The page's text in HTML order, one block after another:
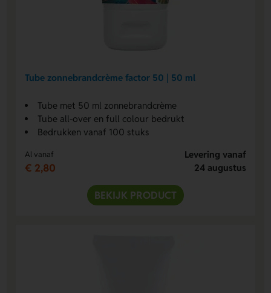
Tube zonnebrandcrème factor 50 | 50 ml
Tube met 50 ml zonnebrandcrème
Tube all-over en full colour bedrukt
Bedrukken vanaf 100 stuks
Al vanaf
€ 2,80
Levering vanaf
24 augustus
BEKIJK PRODUCT